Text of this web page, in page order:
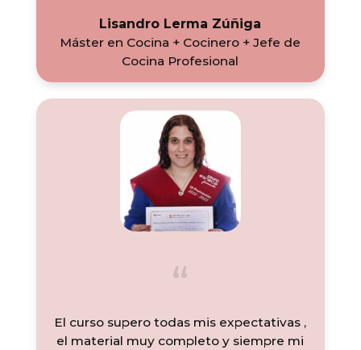
Lisandro Lerma Zúñiga
Máster en Cocina + Cocinero + Jefe de
Cocina Profesional
El curso supero todas mis expectativas ,
el material muy completo y siempre mi